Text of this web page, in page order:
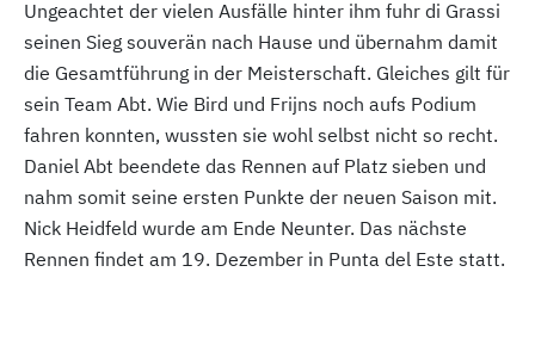
Ungeachtet der vielen Ausfälle hinter ihm fuhr di Grassi
seinen Sieg souverän nach Hause und übernahm damit
die Gesamtführung in der Meisterschaft. Gleiches gilt für
sein Team Abt. Wie Bird und Frijns noch aufs Podium
fahren konnten, wussten sie wohl selbst nicht so recht.
Daniel Abt beendete das Rennen auf Platz sieben und
nahm somit seine ersten Punkte der neuen Saison mit.
Nick Heidfeld wurde am Ende Neunter. Das nächste
Rennen findet am 19. Dezember in Punta del Este statt.